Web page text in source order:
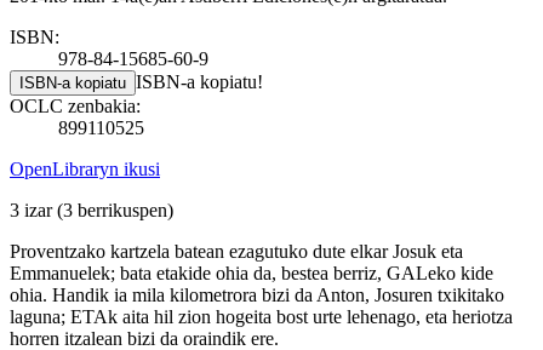
ISBN:
978-84-15685-60-9
ISBN-a kopiatu ISBN-a kopiatu!
OCLC zenbakia:
899110525
OpenLibraryn ikusi
3 izar(3 berrikuspen)
Proventzako kartzela batean ezagutuko dute elkar Josuk eta
Emmanuelek; bata etakide ohia da, bestea berriz, GALeko kide
ohia. Handik ia mila kilometrora bizi da Anton, Josuren txikitako
laguna; ETAk aita hil zion hogeita bost urte lehenago, eta heriotza
horren itzalean bizi da oraindik ere.